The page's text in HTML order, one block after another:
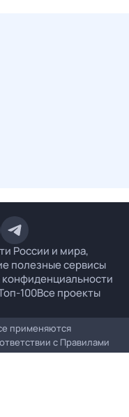
России и мира,
полезные сервисы
100Все проекты
применяются
с Правилами